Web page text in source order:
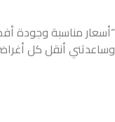
“أسعار مناسبة وجودة
وساعدتني أنقل كل